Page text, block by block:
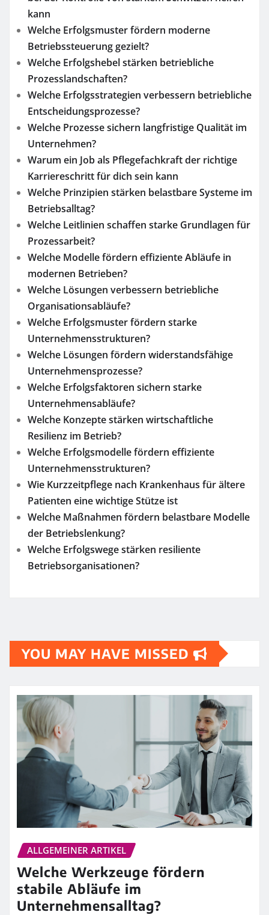
kann
Welche Erfolgsmuster fördern moderne
Betriebssteuerung gezielt?
Welche Erfolgshebel stärken betriebliche
Prozesslandschaften?
Welche Erfolgsstrategien verbessern betriebliche
Entscheidungsprozesse?
Welche Prozesse sichern langfristige Qualität im
Unternehmen?
Warum ein Job als Pflegefachkraft der richtige
Karriereschritt für dich sein kann
Welche Prinzipien stärken belastbare Systeme im
Betriebsalltag?
Welche Leitlinien schaffen starke Grundlagen für
Prozessarbeit?
Welche Modelle fördern effiziente Abläufe in
modernen Betrieben?
Welche Lösungen verbessern betriebliche
Organisationsabläufe?
Welche Erfolgsmuster fördern starke
Unternehmensstrukturen?
Welche Lösungen fördern widerstandsfähige
Unternehmensprozesse?
Welche Erfolgsfaktoren sichern starke
Unternehmensabläufe?
Welche Konzepte stärken wirtschaftliche
Resilienz im Betrieb?
Welche Erfolgsmodelle fördern effiziente
Unternehmensstrukturen?
Wie Kurzzeitpflege nach Krankenhaus für ältere
Patienten eine wichtige Stütze ist
Welche Maßnahmen fördern belastbare Modelle
der Betriebslenkung?
Welche Erfolgswege stärken resiliente
Betriebsorganisationen?
YOU MAY HAVE MISSED
ALLGEMEINER ARTIKEL
Welche Werkzeuge fördern
stabile Abläufe im
Unternehmensalltag?